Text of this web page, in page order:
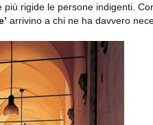
rigide le persone indigenti.
arrivino a chi ne ha davvero